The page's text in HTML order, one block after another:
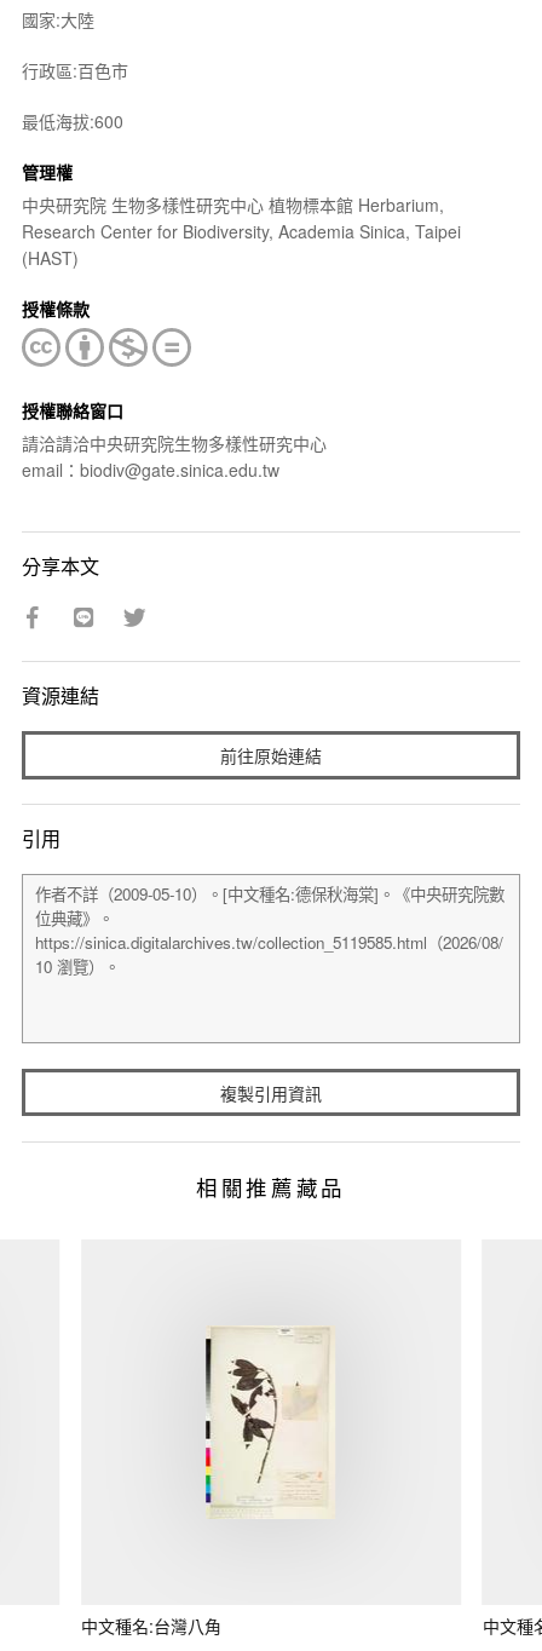
國家:大陸
行政區:百色市
最低海拔:600
管理權
中央研究院 生物多樣性研究中心 植物標本館 Herbarium,
Research Center for Biodiversity, Academia Sinica, Taipei
(HAST)
授權條款
授權聯絡窗口
請洽請洽中央研究院生物多樣性研究中心
email：biodiv@gate.sinica.edu.tw
分享本文
資源連結
前往原始連結
引用
複製引用資訊
相關推薦藏品
中文種名:台灣八角 中文種